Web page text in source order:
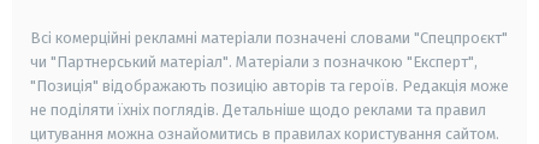
Всі комерційні рекламні матеріали позначені словами "Спецпроєкт"
чи "Партнерський матеріал". Матеріали з позначкою "Експерт",
"Позиція" відображають позицію авторів та героїв. Редакція може
не поділяти їхніх поглядів. Детальніше щодо реклами та правил
цитування можна ознайомитись в правилах користування сайтом.